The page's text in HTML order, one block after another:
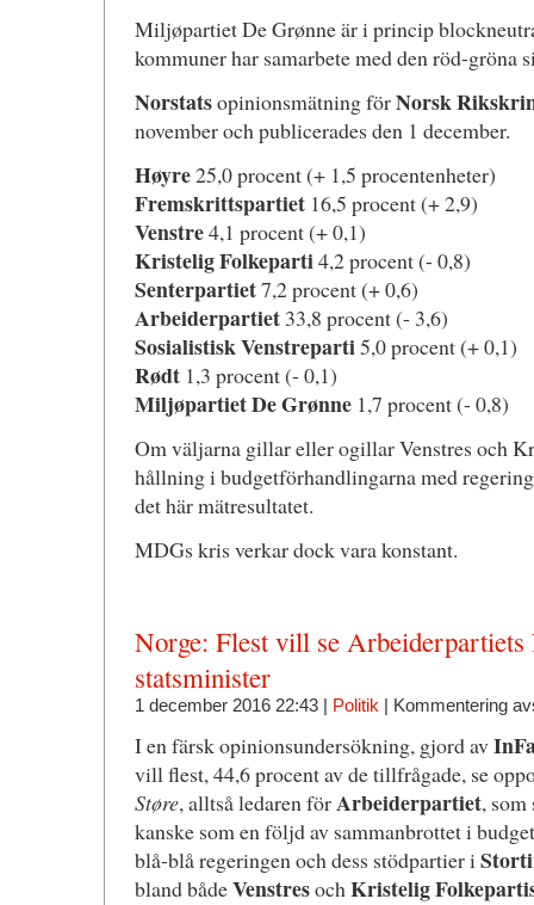
Miljøpartiet De Grønne är i princip
kommuner har samarbete med den röd-gröna
Norstatsopinionsmätning förNorsk
november och publicerades den 1 december.
Høyre25,0 procent (+ 1,5 procentenheter)
Fremskrittspartiet16,5 procent (+ 2,9)
Venstre4,1 procent (+ 0,1)
Kristelig Folkeparti4,2 procent (- 0,8)
Senterpartiet7,2 procent (+ 0,6)
Arbeiderpartiet33,8 procent (- 3,6)
Sosialistisk Venstreparti5,0 procent (+ 0,1)
Rødt1,3 procent (- 0,1)
Miljøpartiet De Grønne1,7 procent (- 0,8)
Om väljarna gillar eller ogillar Venstres och
hållning i budgetförhandlingarna med
det här mätresultatet.
MDGs kris verkar dock vara konstant.
Norge: Flest vill se Arbeiderpartiets
statsminister
1 december 2016 22:43 | Politik | Kommentering
I en färsk opinionsundersökning, gjord av
vill flest, 44,6 procent av de tillfrågade, se
Støre, alltså ledaren förArbeiderpartiet, som
kanske som en följd av sammanbrottet i
blå-blå regeringen och dess stödpartier i
bland bådeVenstresochKristelig